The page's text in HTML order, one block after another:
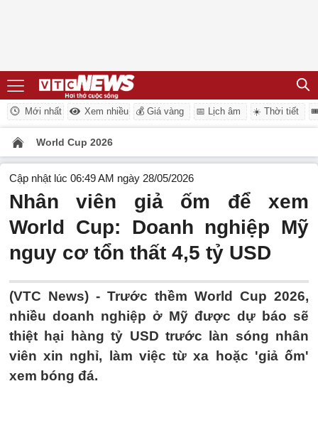
Mới nhất Xem nhiều 💰 Giá vàng 📅 Lịch âm ☀️ Thời tiết
World Cup 2026
Cập nhật lúc 06:49 AM ngày 28/05/2026
Nhân viên giả ốm để xem
World Cup: Doanh nghiệp Mỹ
nguy cơ tổn thất 4,5 tỷ USD
(VTC News) - Trước thềm World Cup 2026,
nhiều doanh nghiệp ở Mỹ được dự báo sẽ
thiệt hại hàng tỷ USD trước làn sóng nhân
viên xin nghỉ, làm việc từ xa hoặc 'giả ốm'
xem bóng đá.